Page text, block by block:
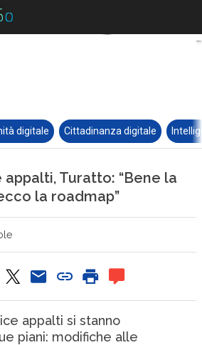
digitale Cittadinanza digitale
Turatto: “Bene la
la roadmap”
appalti si stanno
piani: modifiche alle